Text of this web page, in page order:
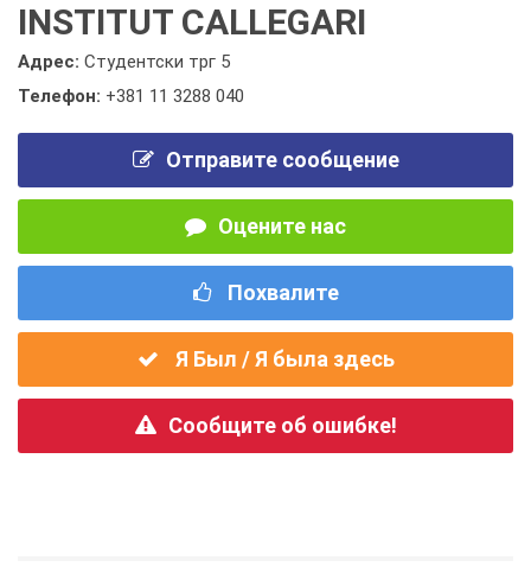
INSTITUT CALLEGARI
Адрес: Студентски трг 5
Телефон: +381 11 3288 040
Отправите сообщение
Оцените нас
Похвалите
Я Был / Я была здесь
Сообщите об ошибке!